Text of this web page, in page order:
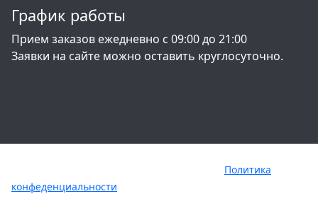
График работы
Прием заказов ежедневно с 09:00 до 21:00
Заявки на сайте можно оставить круглосуточно.
Политика
конфеденциальности